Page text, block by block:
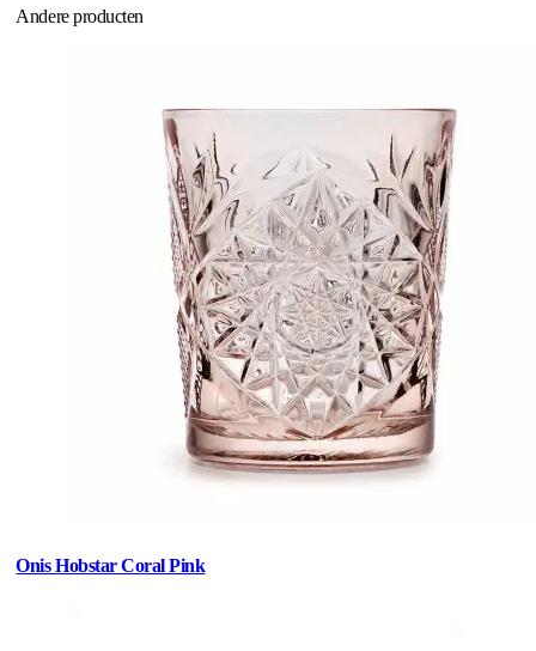
Andere producten
Onis Hobstar Coral Pink